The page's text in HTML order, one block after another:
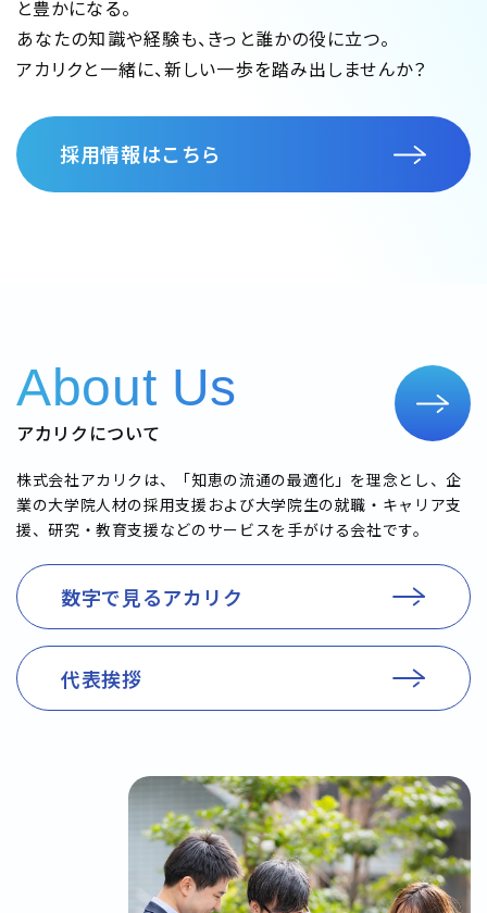
と豊かになる。
あなたの知識や経験も、きっと誰かの役に立つ。
アカリクと一緒に、新しい一歩を踏み出しませんか？
採用情報はこちら
About Us
アカリクについて
株式会社アカリクは、「知恵の流通の最適化」を理念とし、企
業の大学院人材の採用支援および大学院生の就職・キャリア支
援、研究・教育支援などのサービスを手がける会社です。
数字で見るアカリク
代表挨拶